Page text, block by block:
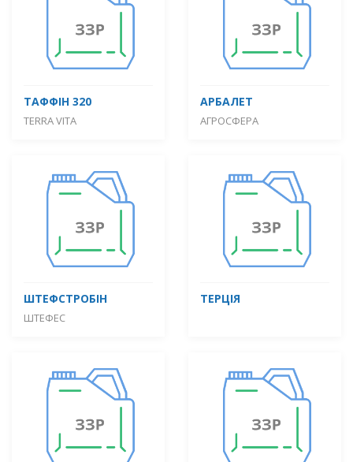
ТАФФІН 320
TERRA VITA
АРБАЛЕТ
АГРОСФЕРА
ШТЕФСТРОБІН
ШТЕФЕС
ТЕРЦІЯ